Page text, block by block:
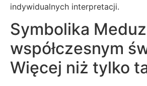
indywidualnych interpretacji.
Symbolika
współczesnym
Więcej niż tylko